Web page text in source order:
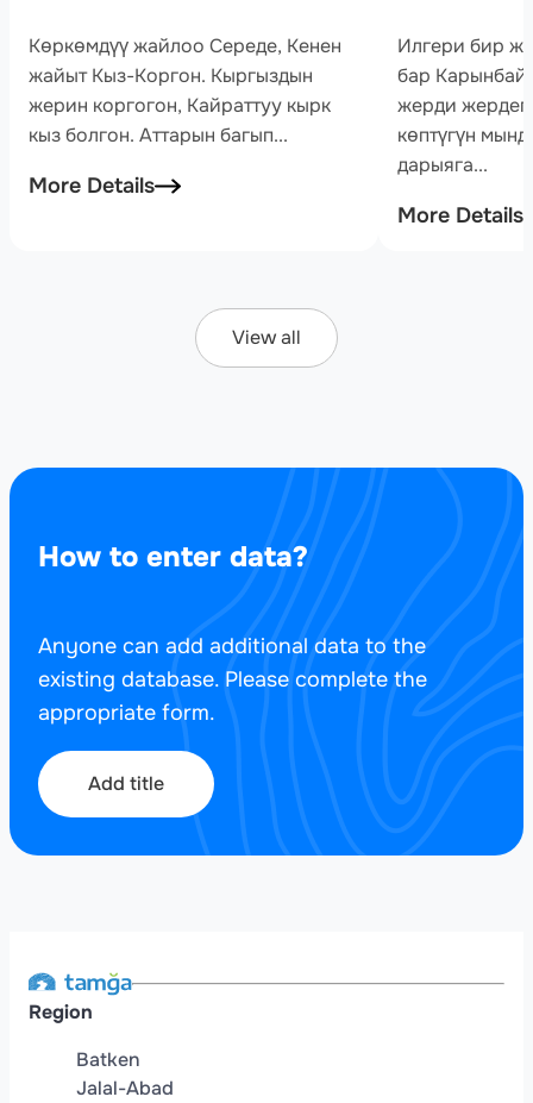
Көркөмдүү жайлоо Середе, Кенен
жайыт Кыз-Коргон. Кыргыздын
жерин коргогон, Кайраттуу кырк
кыз болгон. Аттарын багып...
More Details
Илгери бир
бар Карынбай
жерди
көптүгүн
дарыяга...
More Details
View all
How to enter data?
Anyone can add additional data to the
existing database. Please complete the
appropriate form.
Add title
Region
Batken
Jalal-Abad